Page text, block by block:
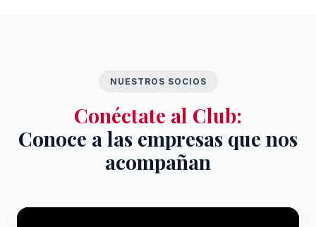
NUESTROS SOCIOS
Conéctate al Club:
Conoce a las empresas que nos
acompañan